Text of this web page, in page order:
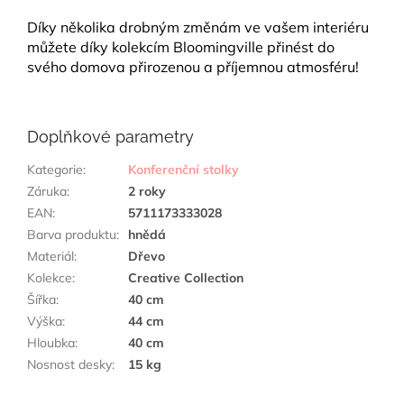
Díky několika drobným změnám ve vašem interiéru
můžete díky kolekcím Bloomingville přinést do
svého domova přirozenou a příjemnou atmosféru!
Doplňkové parametry
Kategorie:
Konferenční stolky
Záruka:
2 roky
EAN:
5711173333028
Barva produktu:
hnědá
Materiál:
Dřevo
Kolekce:
Creative Collection
Šířka:
40 cm
Výška:
44 cm
Hloubka:
40 cm
Nosnost desky: 15 kg